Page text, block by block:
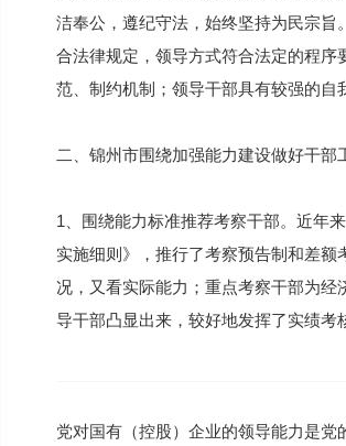
洁奉公，遵纪守法，始终坚持为民宗
合法律规定，领导方式符合法定的程
范、制约机制；领导干部具有较强的自
二、锦州市围绕加强能力建设做好干部
1、围绕能力标准推荐考察干部。近年
实施细则》，推行了考察预告制和差额
况，又看实际能力；重点考察干部为
导干部凸显出来，较好地发挥了实绩考
党对国有（控股）企业的领导能力是